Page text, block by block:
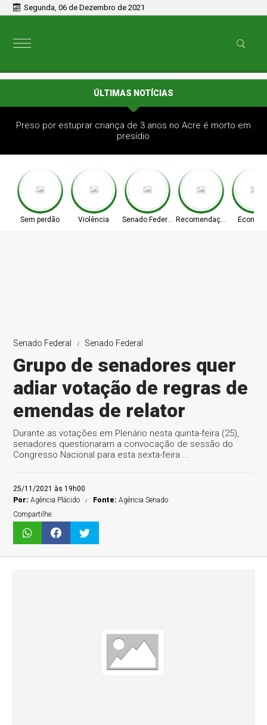
Segunda, 06 de Dezembro de 2021
ÚLTIMAS NOTÍCIAS
Preso por estuprar criança de 3 anos no Acre é morto em
presídio
Sem perdão Violência Senado Federal Recomendação
Senado Federal Senado Federal
Grupo de senadores quer
adiar votação de regras de
emendas de relator
Durante as votações em Plenário nesta quinta-feira (25),
senadores questionaram a convocação de sessão do
Congresso Nacional para esta sexta-feira ...
25/11/2021 às 19h00
Por: Agência Plácido Fonte: Agência Senado
Compartilhe: